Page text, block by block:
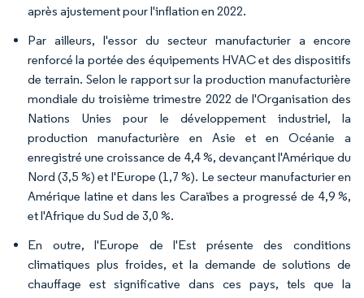
après ajustement pour l'inflation en 2022.
Par ailleurs, l'essor du secteur manufacturier a encore
renforcé la portée des équipements HVAC et des dispositifs
de terrain. Selon le rapport sur la production manufacturière
mondiale du troisième trimestre 2022 de l'Organisation des
Nations Unies pour le développement industriel, la
production manufacturière en Asie et en Océanie a
enregistré une croissance de 4,4 %, devançant l'Amérique du
Nord (3,5 %) et l'Europe (1,7 %). Le secteur manufacturier en
Amérique latine et dans les Caraïbes a progressé de 4,9 %,
et l'Afrique du Sud de 3,0 %.
En outre, l'Europe de l'Est présente des conditions
climatiques plus froides, et la demande de solutions de
chauffage est significative dans ces pays, tels que la